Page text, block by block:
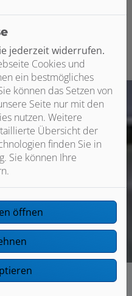
jederzeit widerrufen.
Cookies und
ein bestmögliches
können das Setzen von
Seite nur mit den
nutzen. Weitere
Übersicht der
finden Sie in
Sie können Ihre
öffnen